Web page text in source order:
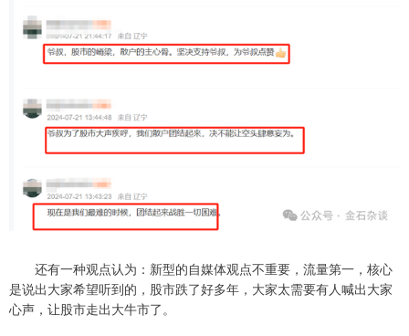
还有一种观点认为：新型的自媒体观点不重要，流量第一，核心
是说出大家希望听到的，股市跌了好多年，大家太需要有人喊出大家
心声，让股市走出大牛市了。